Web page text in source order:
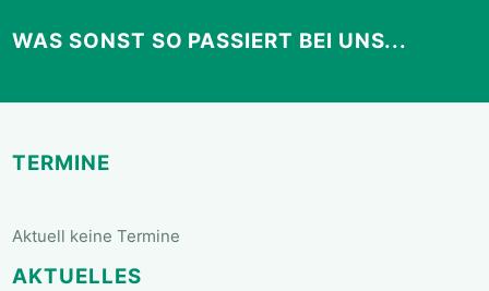
WAS SONST SO PASSIERT BEI UNS...
TERMINE
Aktuell keine Termine
AKTUELLES